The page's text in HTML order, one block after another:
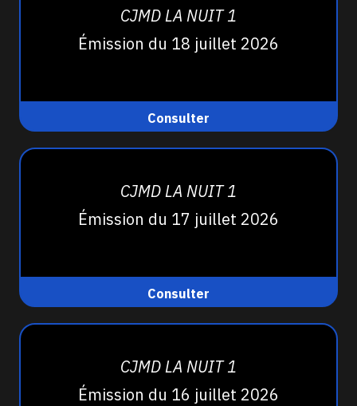
CJMD LA NUIT 1
Émission du 18 juillet 2026
Consulter
CJMD LA NUIT 1
Émission du 17 juillet 2026
Consulter
CJMD LA NUIT 1
Émission du 16 juillet 2026